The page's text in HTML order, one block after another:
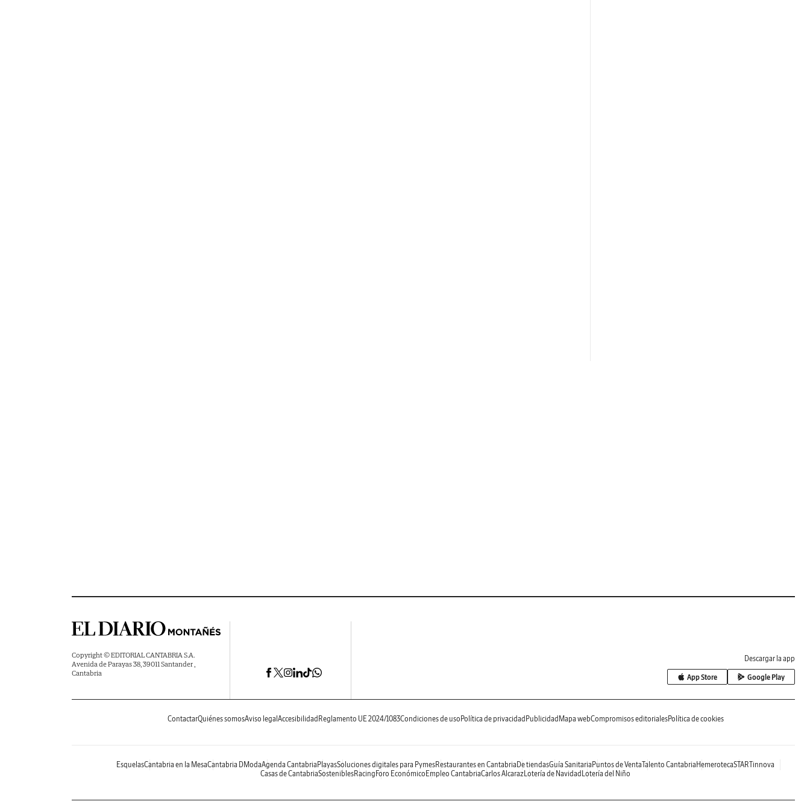
Copyright © EDITORIAL CANTABRIA S.A.
Avenida de Parayas 38, 39011 Santander ,
Cantabria
Descargar la app
App Store Google Play
ContactarQuiénes somosAviso legal Accesibilidad Reglamento UE 2024/1083Condiciones de uso Política de privacidad Publicidad Mapa webCompromisos editorialesPolítica de cookies
EsquelasCantabria en la MesaCantabria DModaAgenda Cantabria PlayasSoluciones digitales para PymesRestaurantes en Cantabria De tiendasGuía Sanitaria Puntos de VentaTalento Cantabria HemerotecaSTARTinnova
Casas de CantabriaSosteniblesRacing Foro Económico Empleo CantabriaCarlos AlcarazLotería de Navidad Lotería del Niño